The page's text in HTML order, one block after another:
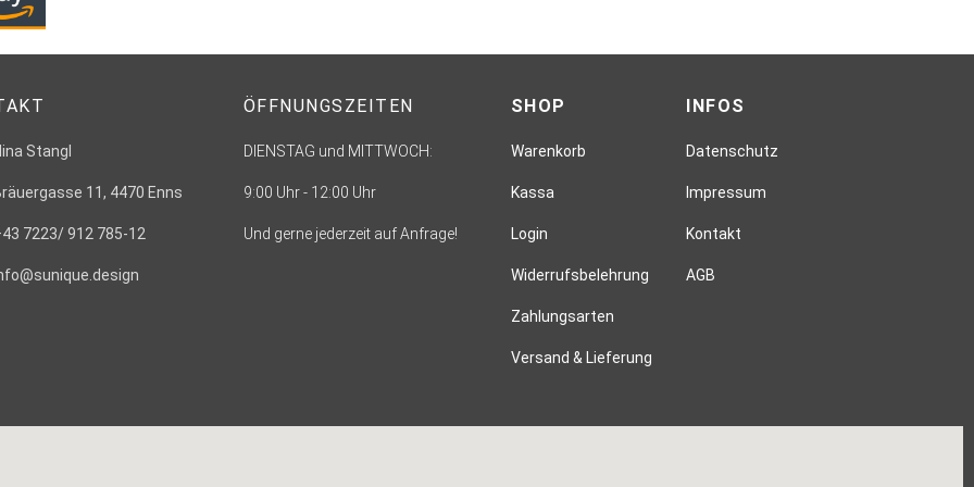
Stangl
11, 4470 Enns
7223/ 912 785-12
ÖFFNUNGSZEITEN
DIENSTAG und MITTWOCH:
9:00 Uhr - 12:00 Uhr
Und gerne jederzeit auf Anfrage!
SHOP
Warenkorb
Kassa
Login
Widerrufsbelehrung
Zahlungsarten
Versand & Lieferung
INFOS
Datenschutz
Impressum
Kontakt
AGB